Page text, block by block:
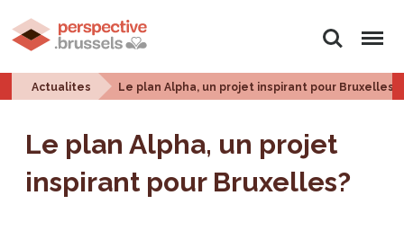
Rechercher
Menu
Actualites Le plan Alpha, un projet inspirant pour Bruxelles?
Le plan Alpha, un projet
inspirant pour Bruxelles?